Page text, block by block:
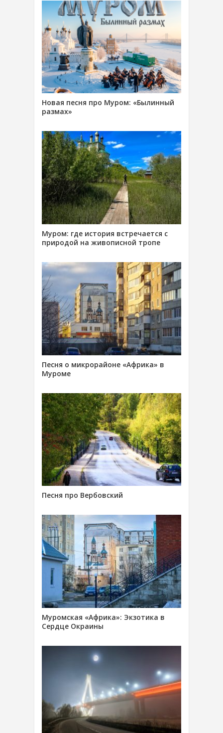
Новая песня про Муром: «Былинный
размах»
Муром: где история встречается с
природой на живописной тропе
Песня о микрорайоне «Африка» в
Муроме
Песня про Вербовский
Муромская «Африка»: Экзотика в
Сердце Окраины